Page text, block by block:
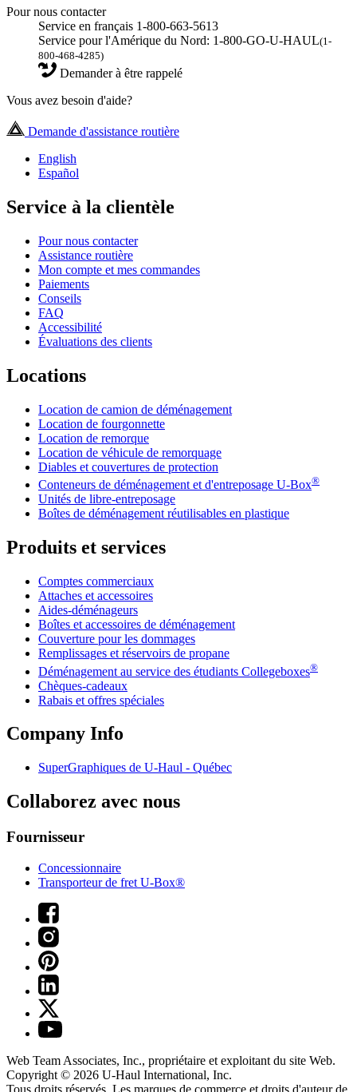
Pour nous contacter
Service en français 1-800-663-5613
Service pour l'Amérique du Nord: 1-800-GO-U-HAUL(1-
800-468-4285)
Demander à être rappelé
Vous avez besoin d'aide?
Demande d'assistance routière
English
Español
Service à la clientèle
Pour nous contacter
Assistance routière
Mon compte et mes commandes
Paiements
Conseils
FAQ
Accessibilité
Évaluations des clients
Locations
Location de camion de déménagement
Location de fourgonnette
Location de remorque
Location de véhicule de remorquage
Diables et couvertures de protection
Conteneurs de déménagement et d'entreposage U-Box®
Unités de libre-entreposage
Boîtes de déménagement réutilisables en plastique
Produits et services
Comptes commerciaux
Attaches et accessoires
Aides-déménageurs
Boîtes et accessoires de déménagement
Couverture pour les dommages
Remplissages et réservoirs de propane
Déménagement au service des étudiants Collegeboxes®
Chèques-cadeaux
Rabais et offres spéciales
Company Info
SuperGraphiques de U-Haul - Québec
Collaborez avec nous
Fournisseur
Concessionnaire
Transporteur de fret U-Box®
Web Team Associates, Inc., propriétaire et exploitant du site Web.
Copyright © 2026 U-Haul International, Inc.
Tous droits réservés. Les marques de commerce et droits d'auteur de